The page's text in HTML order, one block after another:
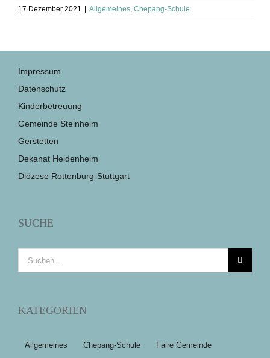
17 Dezember 2021 Allgemeines, Chepang-Schule
Impressum
Datenschutz
Kinderbetreuung
Gemeinde Steinheim
Gerstetten
Dekanat Heidenheim
Diözese Rottenburg-Stuttgart
SUCHE
Suche
nach:
KATEGORIEN
Allgemeines Chepang-Schule Faire Gemeinde